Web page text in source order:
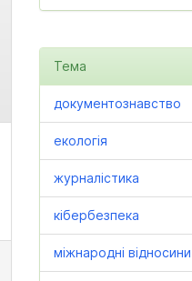
Тема
документознавство
екологія
журналістика
кібербезпека
міжнародні відносини